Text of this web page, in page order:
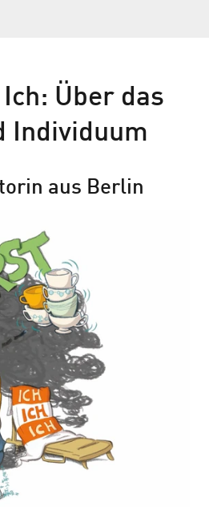
Über das
Individuum
aus Berlin